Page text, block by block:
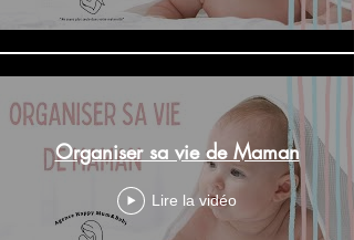
Organiser sa vie de Maman
Lire la vidéo